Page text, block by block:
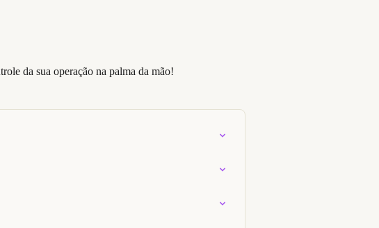
da sua operação na palma da mão!